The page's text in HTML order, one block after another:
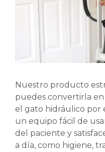
Nuestro producto
puedes convertirla
el gato hidráulico por
un equipo fácil de
del paciente y
a día, como higiene,